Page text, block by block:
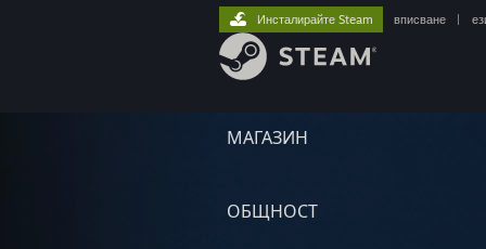
МАГАЗИН
ОБЩНОСТ
Инсталирайте Steam вписване